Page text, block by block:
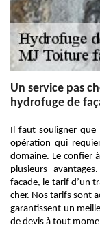
Un service pas
hydrofuge de
Il faut souligner que
opération qui
domaine. Le confier
plusieurs
facade, le tarif d’un
cher. Nos tarifs sont
garantissent un
de devis à tout